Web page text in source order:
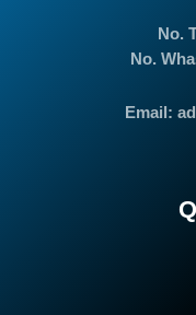
No.
No.
Email: